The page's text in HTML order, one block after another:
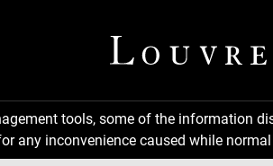
tools, some of the information
any inconvenience caused while